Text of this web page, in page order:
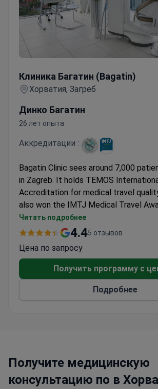
Клиника Багатин (Bagatin)
Хорватия, Загреб
Динко Багатин
26 лет опыта
Аккредитации :
Bagatin Clinic sees around 7,000
in Zagreb. It holds TEMOS
Accreditation for medical travel
also won the IMTJ Medical Travel
Treats patients across four
departments.
reconstructive surgery.
Located in Croatia's capital, with
from the airport and city center.
Читать подробнее
4.45 отзывов
Цена по запросу
Получить программу с
Подробнее
Получите медицинскую
консультацию по в